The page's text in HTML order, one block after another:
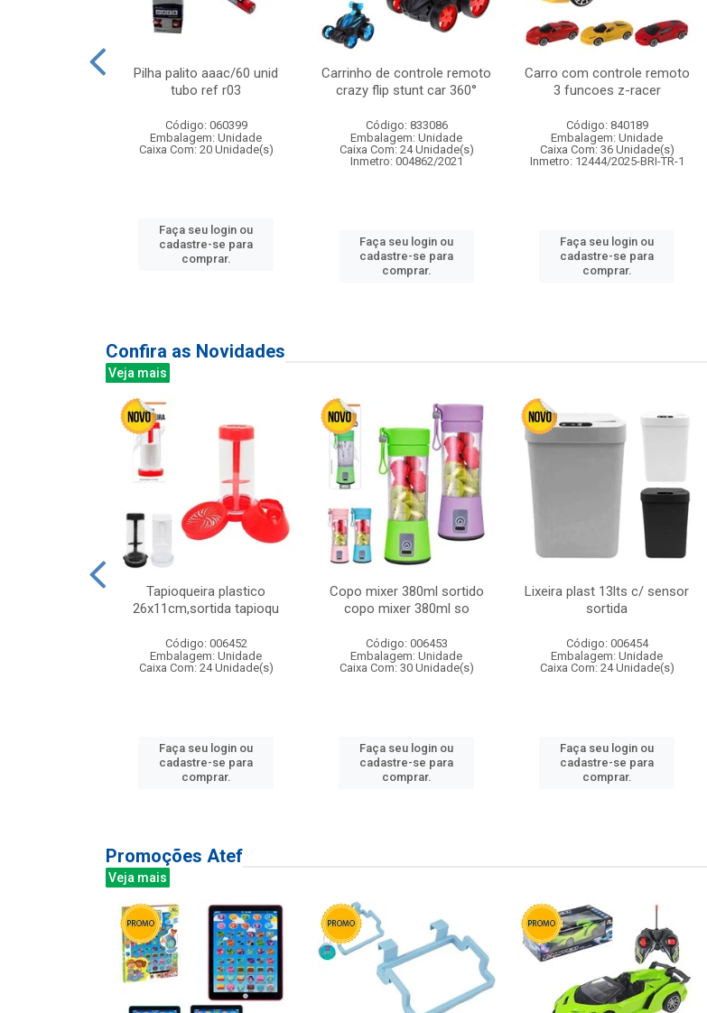
Pilha palito aaac/60 unid
tubo ref r03
Código: 060399
Embalagem: Unidade
Caixa Com: 20 Unidade(s)
Faça seu login ou
cadastre-se para
comprar.
Carrinho de controle remoto
crazy flip stunt car 360°
Código: 833086
Embalagem: Unidade
Caixa Com: 24 Unidade(s)
Inmetro: 004862/2021
Faça seu login ou
cadastre-se para
comprar.
Carro com controle remoto
3 funcoes z-racer
Código: 840189
Embalagem: Unidade
Caixa Com: 36 Unidade(s)
Inmetro: 12444/2025-BRI-TR-1
Faça seu login ou
cadastre-se para
comprar.
Confira as Novidades
Veja mais
Tapioqueira plastico
26x11cm,sortida tapioqu
Código: 006452
Embalagem: Unidade
Caixa Com: 24 Unidade(s)
Faça seu login ou
cadastre-se para
comprar.
Copo mixer 380ml sortido
copo mixer 380ml so
Código: 006453
Embalagem: Unidade
Caixa Com: 30 Unidade(s)
Faça seu login ou
cadastre-se para
comprar.
Lixeira plast 13lts c/ sensor
sortida
Código: 006454
Embalagem: Unidade
Caixa Com: 24 Unidade(s)
Faça seu login ou
cadastre-se para
comprar.
Promoções Atef
Veja mais